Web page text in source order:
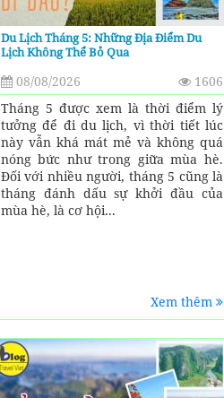
Du Lịch Tháng 5: Những Địa Điểm Du
Lịch Không Thể Bỏ Qua
08/08/2026
1606
Tháng 5 được xem là thời điểm lý
tưởng để đi du lịch, vì thời tiết lúc
này vẫn khá mát mẻ và không quá
nóng bức như trong giữa mùa hè.
Đối với nhiều người, tháng 5 cũng là
tháng đánh dấu sự khởi đầu của
mùa hè, là cơ hội...
Xem thêm